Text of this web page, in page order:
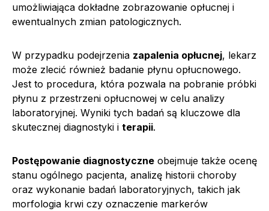
umożliwiająca dokładne zobrazowanie opłucnej i
ewentualnych zmian patologicznych.
W przypadku podejrzenia zapalenia opłucnej, lekarz
może zlecić również badanie płynu opłucnowego.
Jest to procedura, która pozwala na pobranie próbki
płynu z przestrzeni opłucnowej w celu analizy
laboratoryjnej. Wyniki tych badań są kluczowe dla
skutecznej diagnostyki i terapii.
Postępowanie diagnostyczne obejmuje także ocenę
stanu ogólnego pacjenta, analizę historii choroby
oraz wykonanie badań laboratoryjnych, takich jak
morfologia krwi czy oznaczenie markerów